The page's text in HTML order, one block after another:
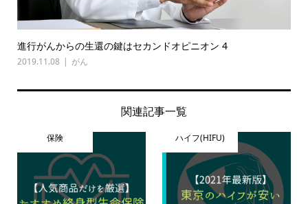
進行がんからの生還の鍵はセカンドオピニオン 4
2019.11.08 がん
関連記事一覧
保険 ハイフ(HIFU)